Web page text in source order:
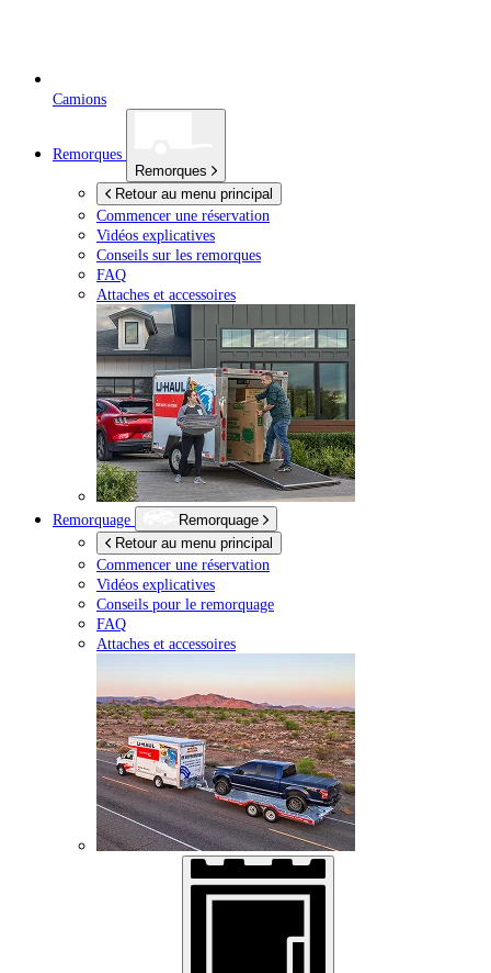
Camions
Remorques
Remorques
Retour au menu principal
Commencer une réservation
Vidéos explicatives
Conseils sur les remorques
FAQ
Attaches et accessoires
Remorquage
Remorquage
Retour au menu principal
Commencer une réservation
Vidéos explicatives
Conseils pour le remorquage
FAQ
Attaches et accessoires